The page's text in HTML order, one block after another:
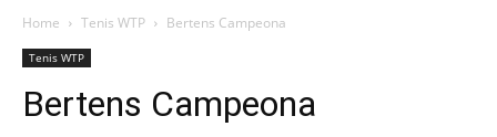
Home Tenis WTP Bertens Campeona
Tenis WTP
Bertens Campeona